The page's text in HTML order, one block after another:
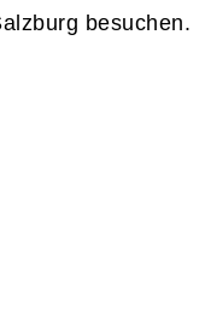
besuchen.